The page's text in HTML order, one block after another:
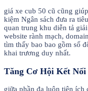
giá xe cub 50 cũ cũng
kiệm Ngân sách đưa ra
quan trung khu diễn tả
website rành mạch,
tìm thấy bao bao gồm số
khai trương duy nhất.
Tăng Cơ Hội Kết
giữa phần đa luôn tiện ích